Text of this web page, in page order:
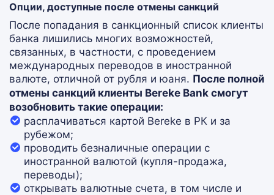
Опции, доступные после отмены санкций
После попадания в санкционный список клиенты
банка лишились многих возможностей,
связанных, в частности, с проведением
международных переводов в иностранной
валюте, отличной от рубля и юаня. После полной
отмены санкций клиенты Bereke Bank смогут
возобновить такие операции:
расплачиваться картой Bereke в РК и за
рубежом;
проводить безналичные операции с
иностранной валютой (купля-продажа,
переводы);
открывать валютные счета, в том числе и